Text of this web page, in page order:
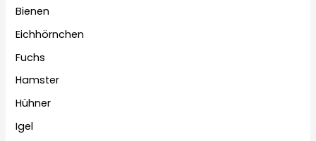
Bienen
Eichhörnchen
Fuchs
Hamster
Hühner
Igel